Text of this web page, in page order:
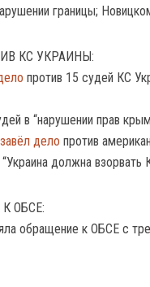
границы;
КС УКРАИНЫ:
против 15 судей КС
в “нарушении прав
завёл дело против
должна взорвать
ОБСЕ:
обращение к ОБСЕ с